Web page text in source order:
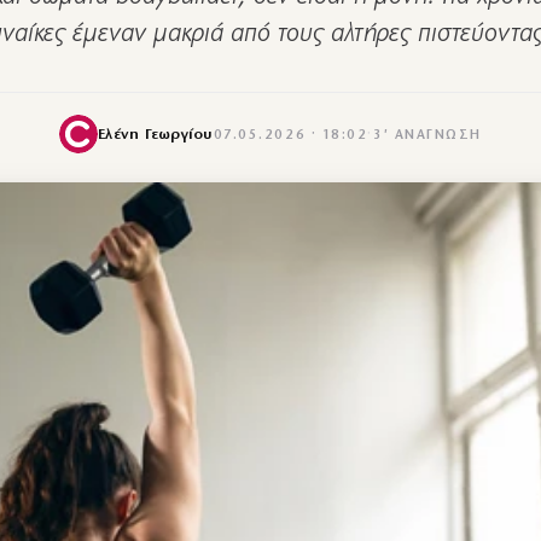
έμεναν μακριά από τους αλτήρες
Ελένη Γεωργίου07.05.2026 · 18:02 · 3′ ΑΝΆΓΝΩΣΗ